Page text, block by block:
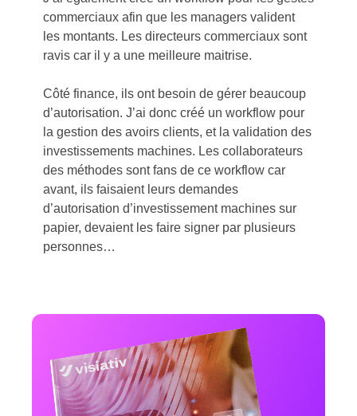
commerciaux afin que les managers valident
les montants. Les directeurs commerciaux sont
ravis car il y a une meilleure maitrise.
Côté finance, ils ont besoin de gérer beaucoup
d’autorisation. J’ai donc créé un workflow pour
la gestion des avoirs clients, et la validation des
investissements machines. Les collaborateurs
des méthodes sont fans de ce workflow car
avant, ils faisaient leurs demandes
d’autorisation d’investissement machines sur
papier, devaient les faire signer par plusieurs
personnes…